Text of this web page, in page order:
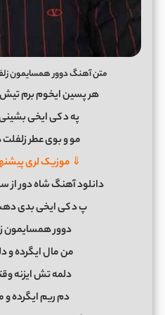
متن آهنگ دوور همسایمون
هر پسین ایخوم برم
په د کی ایخی بشینی
مو و بوی عطر
⇓ موزیک لری
دانلود آهنگ شاه دور
پ د کی ایخی بدی
دوور همسایمون
من مال ایگرده و
دلمه تش ایزنه
دم ریم ایگرده و